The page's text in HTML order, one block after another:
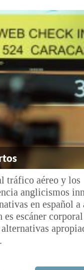
tráfico aéreo y los
anglicismos
en español a
escáner